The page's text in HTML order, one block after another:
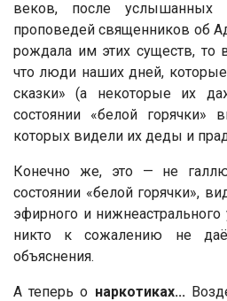
веков, после
проповедей священников об
рождала им этих существ, то
что люди наших дней,
сказки» (а некоторые их
состоянии «белой горячки»
которых видели их деды и
Конечно же, это — не
состоянии «белой горячки»,
эфирного и
никто к сожалению не
объяснения.
А теперь о наркотиках...